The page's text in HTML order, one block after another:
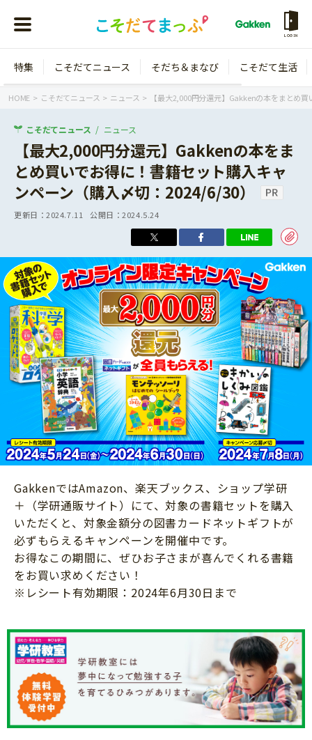
LOGIN
年齢から探す
3歳
年中
年長
小学1年生
小学2年生
小学3年生
小学4年生
小学5年生
小学6年生
こそだてニュース
イベント
ニュース
そだち＆まなび
ワーク・ドリル
幼稚園・保育園
小学校
科学・プログラミング
教育・学習
絵本・読み聞かせ
自由研究・工作
読書感想文
本・読書
運動・あそび・ゲーム
英語
知育
こそだて生活
住まい
ファッション・美容
行事・イベント
トラブル
親子でいっしょに
人間関係
おでかけ
家族
料理
マネー
こそだてマンガ
特集 こそだてニュース そだち＆まなび こそだて生活
HOME こそだてニュース ニュース 【最大2,000円分還元】Gakkenの本をまとめ
こそだてニュース ニュース
【最大2,000円分還元】Gakkenの本をま
とめ買いでお得に！書籍セット購入キャ
ンペーン（購入〆切：2024/6/30）
更新日：2024.7.11 公開日：2024.5.24
GakkenではAmazon、楽天ブックス、ショップ学研
＋（学研通販サイト）にて、対象の書籍セットを購入
いただくと、対象金額分の図書カードネットギフトが
必ずもらえるキャンペーンを開催中です。
お得なこの期間に、ぜひお子さまが喜んでくれる書籍
をお買い求めください！
※レシート有効期限：2024年6月30日まで